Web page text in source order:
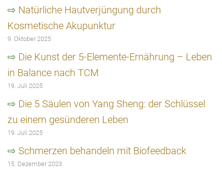
Natürliche Hautverjüngung durch
Kosmetische Akupunktur
9. Oktober 2025
Die Kunst der 5-Elemente-Ernährung – Leben
in Balance nach TCM
19. Juli 2025
Die 5 Säulen von Yang Sheng: der Schlüssel
zu einem gesünderen Leben
19. Juli 2025
Schmerzen behandeln mit Biofeedback
15. Dezember 2023